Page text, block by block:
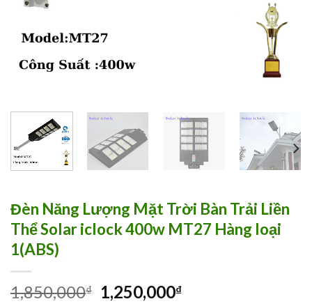
Đèn Năng Lượng Mặt Trời Bàn Trải Liền
Thể Solar iclock 400w MT27 Hàng loại
1(ABS)
1,850,000₫ 1,250,000₫